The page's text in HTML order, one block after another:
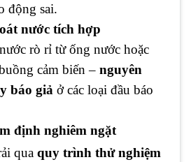
động sai.
nước tích hợp
rò rỉ từ ống nước hoặc
cảm biến – nguyên
báo giả ở các loại đầu báo
định nghiêm ngặt
qua quy trình thử nghiệm